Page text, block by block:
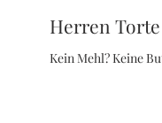
Herren
Kein Mehl? Keine